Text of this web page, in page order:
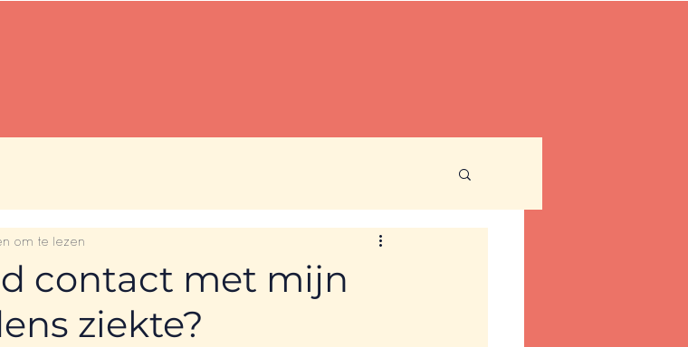
contact met mijn
ziekte?
om te lezen